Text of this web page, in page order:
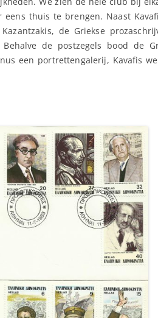
eens thuis te brengen. Naast
de Griekse
Behalve de postzegels bood de
een portrettengalerij, Kavafis